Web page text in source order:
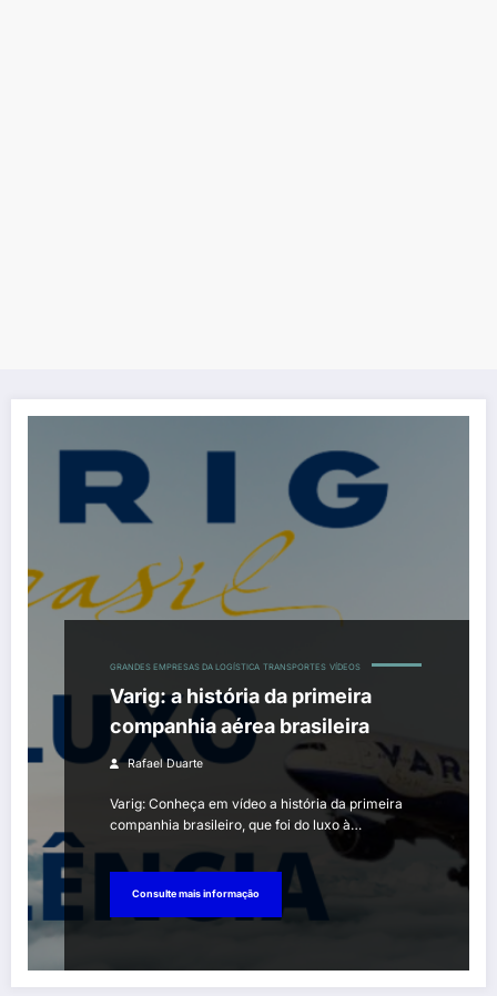
GRANDES EMPRESAS DA LOGÍSTICA TRANSPORTES VÍDEOS
Varig: a história da primeira
companhia aérea brasileira
Rafael Duarte
Varig: Conheça em vídeo a história da primeira
companhia brasileiro, que foi do luxo à…
Consulte mais informação